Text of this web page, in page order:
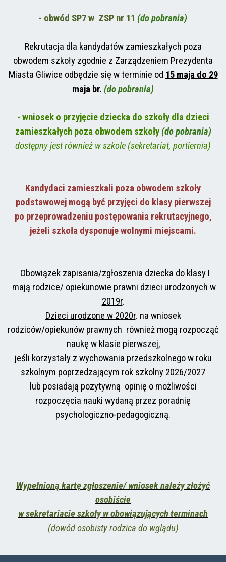
- obwód SP7 w ZSP nr 11 (do pobrania)
Rekrutacja dla kandydatów zamieszkałych poza
obwodem szkoły zgodnie z Zarządzeniem Prezydenta
Miasta Gliwice odbędzie się w terminie od 15 maja do 29
maja br. (do pobrania)
- wniosek o przyjęcie dziecka do szkoły dla dzieci
zamieszkałych poza obwodem szkoły (do pobrania)
dostępny jest również w szkole (sekretariat, portiernia)
Kandydaci zamieszkali poza obwodem szkoły
podstawowej mogą być przyjęci do klasy pierwszej
po przeprowadzeniu postępowania rekrutacyjnego,
jeżeli szkoła dysponuje wolnymi miejscami.
Obowiązek zapisania/zgłoszenia dziecka do klasy I
mają rodzice/ opiekunowie prawni dzieci urodzonych w
2019r.
Dzieci urodzone w 2020r. na wniosek
rodziców/opiekunów prawnych również mogą rozpocząć
naukę w klasie pierwszej,
jeśli korzystały z wychowania przedszkolnego w roku
szkolnym poprzedzającym rok szkolny 2026/2027
lub posiadają pozytywną opinię o możliwości
rozpoczęcia nauki wydaną przez poradnię
psychologiczno-pedagogiczną.
Wypełnioną kartę zgłoszenie/ wnioseknależy złożyć
osobiście
w sekretariacie szkoły w obowiązujących terminach
(dowód osobisty rodzica do wglądu)